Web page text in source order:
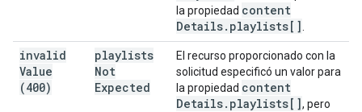
la propiedad content
Details. playlists[]
invalid
Value
(400)
playlists
Not
Expected
El recurso proporcionado con la
solicitud especificó un valor para
la propiedad content
Details. playlists[], pero